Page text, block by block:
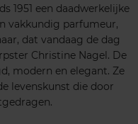
1951 een daadwerkelijke
vakkundig parfumeur,
dat vandaag de dag
Christine Nagel. De
modern en elegant. Ze
levenskunst die door